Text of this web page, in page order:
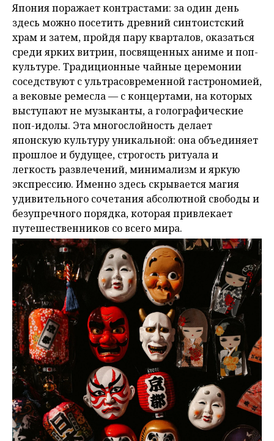
Япония поражает контрастами: за один день
здесь можно посетить древний синтоистский
храм и затем, пройдя пару кварталов, оказаться
среди ярких витрин, посвященных аниме и поп-
культуре. Традиционные чайные церемонии
соседствуют с ультрасовременной гастрономией,
а вековые ремесла — с концертами, на которых
выступают не музыканты, а голографические
поп-идолы. Эта многослойность делает
японскую культуру уникальной: она объединяет
прошлое и будущее, строгость ритуала и
легкость развлечений, минимализм и яркую
экспрессию. Именно здесь скрывается магия
удивительного сочетания абсолютной свободы и
безупречного порядка, которая привлекает
путешественников со всего мира.